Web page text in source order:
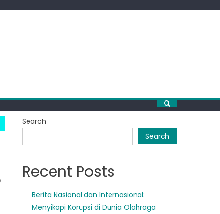
Search
Search
Recent Posts
Berita Nasional dan Internasional:
Menyikapi Korupsi di Dunia Olahraga